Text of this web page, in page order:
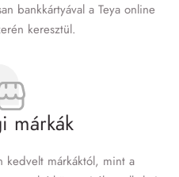
bankkártyával a Teya online
keresztül.
márkák
kedvelt márkáktól, mint a